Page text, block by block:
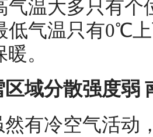
气温大多只有
低气温只有0℃
。
域分散强度弱
有冷空气活动